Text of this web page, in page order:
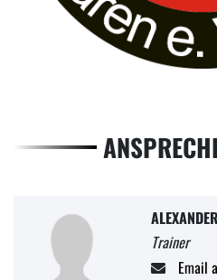
Trainer
Email